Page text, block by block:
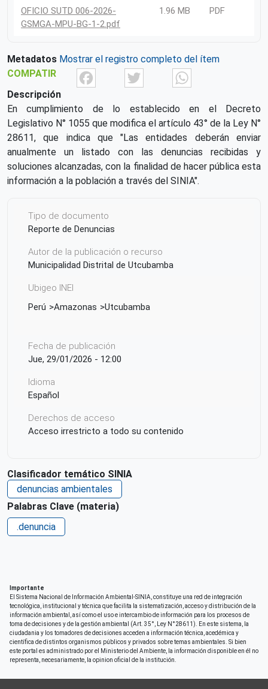
OFICIO SUTD 006-2026-
GSMGA-MPU-BG-1-2.pdf
1.96 MB PDF
Metadatos Mostrar el registro completo del ítem
COMPATIR
FacebookTwitter
Descripción
En cumplimiento de lo establecido en el Decreto
Legislativo N° 1055 que modifica el artículo 43° de la Ley N°
28611, que indica que "Las entidades deberán enviar
anualmente un listado con las denuncias recibidas y
soluciones alcanzadas, con la finalidad de hacer pública esta
información a la población a través del SINIA".
Tipo de documento
Reporte de Denuncias
Autor de la publicación o recurso
Municipalidad Distrital de Utcubamba
Ubigeo INEI
Perú
Amazonas Utcubamba
Fecha de publicación
Jue, 29/01/2026 - 12:00
Idioma
Español
Derechos de acceso
Acceso irrestricto a todo su contenido
Clasificador temático SINIA
denuncias ambientales
Palabras Clave (materia)
.denuncia
Importante
El Sistema Nacional de Información Ambiental-SINIA, constituye una red de integración
tecnológica, institucional y técnica que facilita la sistematización, acceso y distribución de la
información ambiental, así como el uso e intercambio de información para los procesos de
toma de decisiones y de la gestión ambiental (Art. 35°, Ley N°28611). En este sistema, la
ciudadania y los tomadores de decisiones acceden a información técnica, acedémica y
científica de distintos organismos públicos y privados sobre temas ambientales. Si bien
este portal es administrado por el Ministerio del Ambiente, la información disponible en él no
representa, necesariamente, la opinion oficial de la institución.